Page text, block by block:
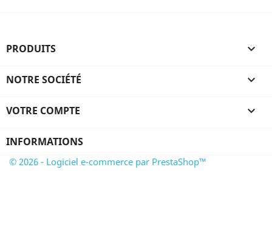
PRODUITS 
NOTRE SOCIÉTÉ 
VOTRE COMPTE 
INFORMATIONS
© 2026 - Logiciel e-commerce par PrestaShop™